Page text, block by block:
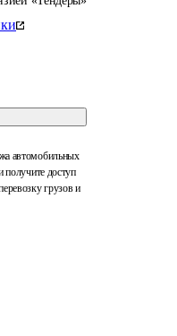
автомобильных
получите доступ
грузов и